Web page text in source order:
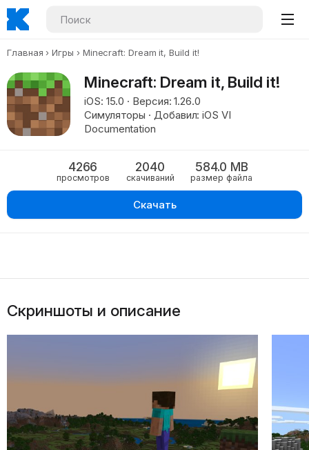
Главная Игры Minecraft: Dream it, Build it!
Minecraft: Dream it, Build it!
iOS: 15.0 · Версия: 1.26.0
Симуляторы · Добавил: iOS VI
Documentation
4266
просмотров
2040
скачиваний
584.0 MB
размер файла
Скачать
Скриншоты и описание